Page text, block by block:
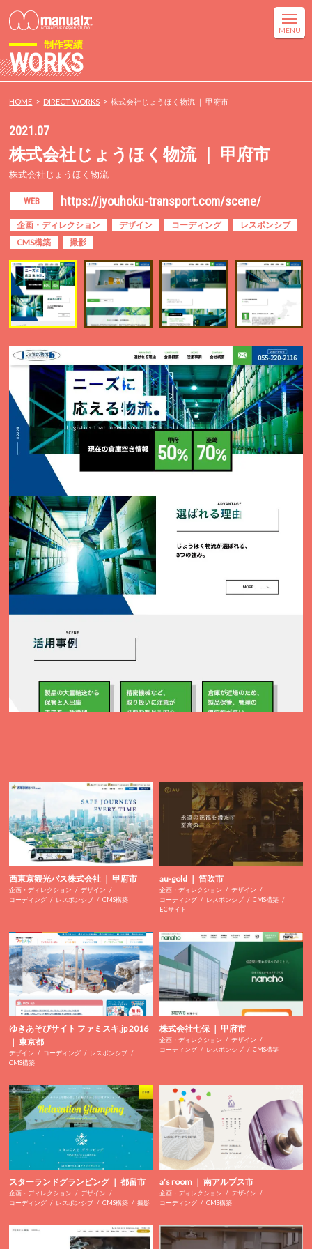
制作実績
WORKS
HOME DIRECT WORKS 株式会社じょうほく物流 ｜ 甲府市
2021.07
株式会社じょうほく物流 ｜ 甲府市
株式会社じょうほく物流
WEB https://jyouhoku-transport.com/scene/
企画・ディレクション デザイン コーディング
レスポンシブ
CMS構築
撮影
西東京観光バス株式会社 ｜ 甲府市
企画・ディレクション
デザイン
コーディング
レスポンシブ CMS構築
au-gold ｜ 笛吹市
企画・ディレクション
デザイン
コーディング
レスポンシブ
CMS構築
ECサイト
ゆきあそびサイト ファミスキ.jp 2016
｜ 東京都
デザイン コーディング
レスポンシブ
CMS構築
株式会社七保 ｜ 甲府市
企画・ディレクション
デザイン
コーディング
レスポンシブ CMS構築
スターランドグランピング ｜ 都留市
企画・ディレクション
デザイン
コーディング
レスポンシブ CMS構築 撮影
a’s room ｜ 南アルプス市
企画・ディレクション
デザイン
コーディング
CMS構築